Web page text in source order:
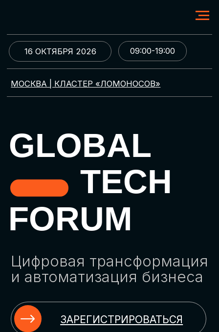
МОСКВА | КЛАСТЕР «ЛОМОНОСОВ»
GLOBAL
TECH
FORUM
Цифровая трансформация
и автоматизация бизнеса
ЗАРЕГИСТРИРОВАТЬСЯ
09:00-19:00
16 ОКТЯБРЯ 2026
ИСКУССТВЕННЫЙ ИНТЕЛЛЕКТ
ЦИФРОВИЗАЦИЯ
ИМПОРТОЗАМЕЩЕНИЕ